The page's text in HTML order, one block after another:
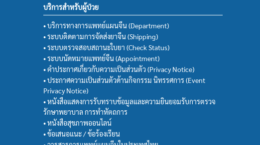
บริการสำหรับผู้ป่วย
• บริการทางการแพทย์แผนจีน (Department)
• ระบบติดตามการจัดส่งยาจีน (Shipping)
• ระบบตรวจสอบสถานะใบยา (Check Status)
• ระบบนัดหมายแพทย์จีน (Appointment)
• คำประกาศเกี่ยวกับความเป็นส่วนตัว (Privacy Notice)
• ประกาศความเป็นส่วนตัวด้านกิจกรรม นิทรรศการ (Event
Privacy Notice)
• หนังสือแสดงการรับทราบข้อมูลและความยินยอมรับการตรวจ
รักษาพยาบาล การทำหัตถการ
• หนังสือสุขภาพออนไลน์
• ข้อเสนอแนะ / ข้อร้องเรียน